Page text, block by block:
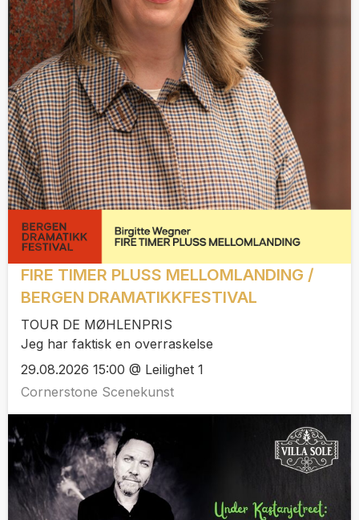
FIRE TIMER PLUSS MELLOMLANDING /
BERGEN DRAMATIKKFESTIVAL
TOUR DE MØHLENPRIS
Jeg har faktisk en overraskelse
29.08.2026 15:00 @ Leilighet 1
Cornerstone Scenekunst